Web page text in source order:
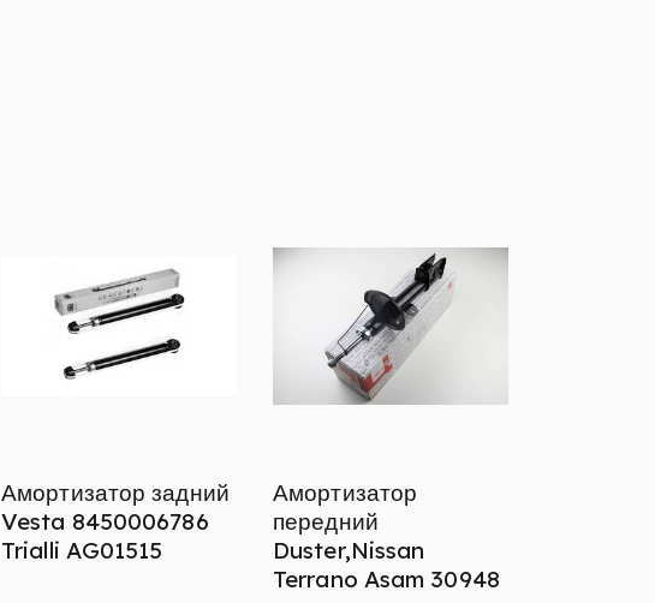
Амортизатор задний
Vesta 8450006786
Trialli AG01515
Амортизатор
передний
Duster,Nissan
Terrano Asam 30948